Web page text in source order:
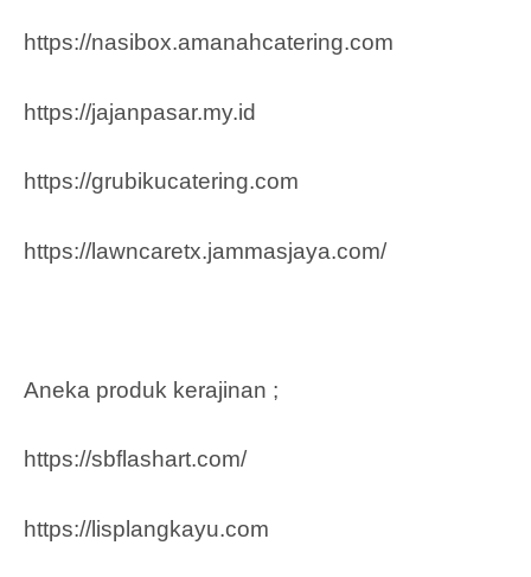
https://nasibox.amanahcatering.com
https://jajanpasar.my.id
https://grubikucatering.com
https://lawncaretx.jammasjaya.com/
Aneka produk kerajinan ;
https://sbflashart.com/
https://lisplangkayu.com